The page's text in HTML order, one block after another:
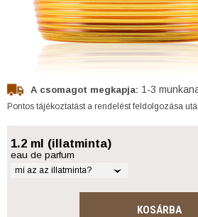
A csomagot megkapja: 1-3
Pontos tájékoztatást a rendelést feldolgozása
1.2 ml (illatminta)
eau de parfum
mi az az illatminta?
KOSÁRBA